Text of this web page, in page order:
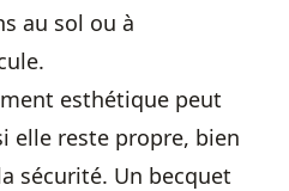
au sol ou à
esthétique peut
elle reste propre, bien
sécurité. Un becquet